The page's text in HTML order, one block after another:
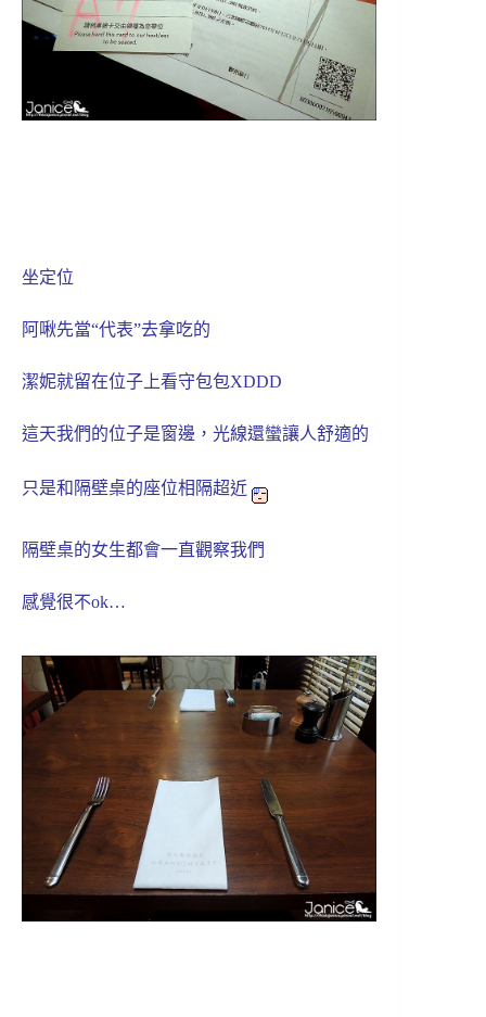
坐定位
阿啾先當“代表”去拿吃的
潔妮就留在位子上看守包包XDDD
這天我們的位子是窗邊，光線還蠻讓人舒適的
只是和隔壁桌的座位相隔超近
隔壁桌的女生都會一直觀察我們
感覺很不ok…